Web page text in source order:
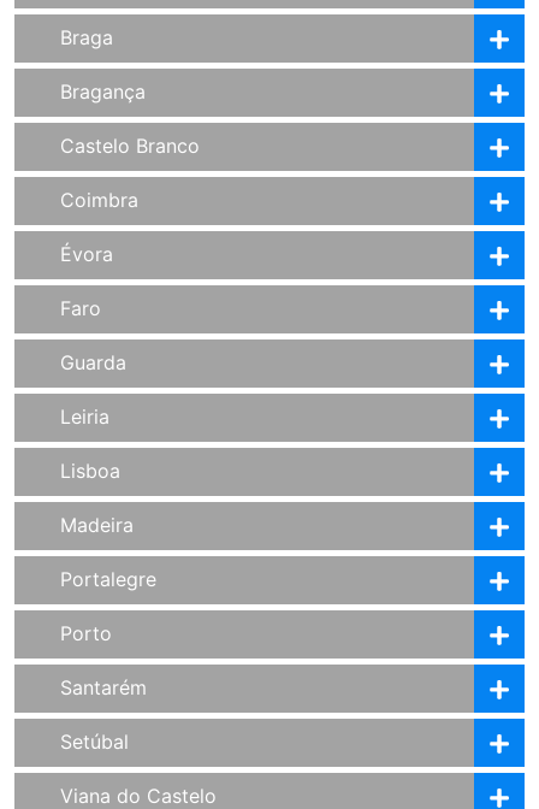
Braga
Bragança
Castelo Branco
Coimbra
Évora
Faro
Guarda
Leiria
Lisboa
Madeira
Portalegre
Porto
Santarém
Setúbal
Viana do Castelo